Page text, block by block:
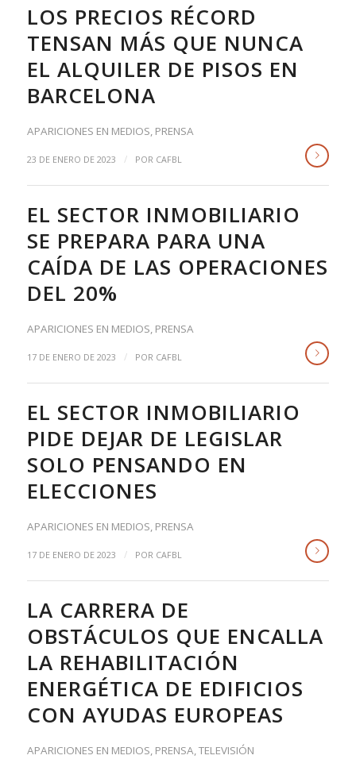
LOS PRECIOS RÉCORD
TENSAN MÁS QUE NUNCA
EL ALQUILER DE PISOS EN
BARCELONA
APARICIONES EN MEDIOS, PRENSA
23 DE ENERO DE 2023 / POR CAFBL
EL SECTOR INMOBILIARIO
SE PREPARA PARA UNA
CAÍDA DE LAS OPERACIONES
DEL 20%
APARICIONES EN MEDIOS, PRENSA
17 DE ENERO DE 2023 / POR CAFBL
EL SECTOR INMOBILIARIO
PIDE DEJAR DE LEGISLAR
SOLO PENSANDO EN
ELECCIONES
APARICIONES EN MEDIOS, PRENSA
17 DE ENERO DE 2023 / POR CAFBL
LA CARRERA DE
OBSTÁCULOS QUE ENCALLA
LA REHABILITACIÓN
ENERGÉTICA DE EDIFICIOS
CON AYUDAS EUROPEAS
APARICIONES EN MEDIOS, PRENSA,TELEVISIÓN